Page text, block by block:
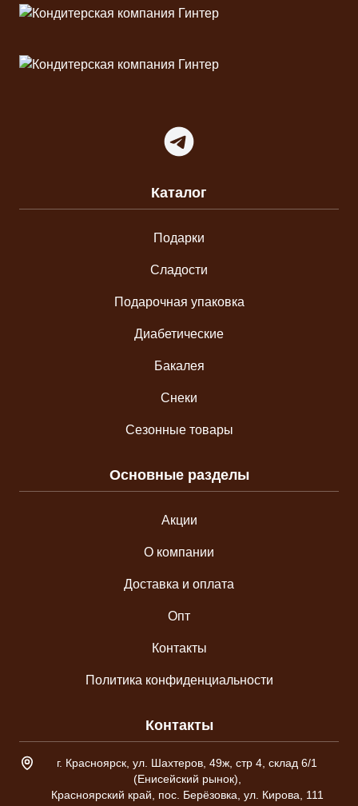
Telegram
Каталог
Подарки
Сладости
Подарочная упаковка
Диабетические
Бакалея
Снеки
Сезонные товары
Основные разделы
Акции
О компании
Доставка и оплата
Опт
Контакты
Политика конфиденциальности
Контакты
Адрес склада
г. Красноярск, ул. Шахтеров, 49ж, стр 4, склад 6/1
(Енисейский рынок),
Красноярский край, пос. Берёзовка, ул. Кирова, 111